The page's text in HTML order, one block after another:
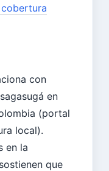
con
en
(portal
local).
en la
que